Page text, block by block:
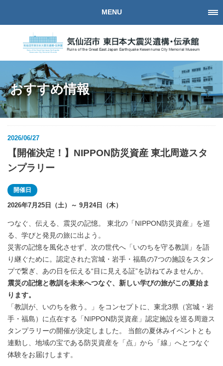
おすすめ情報
MENU
2026/06/27
【開催決定！】NIPPON防災資産 東北周遊スタ
ンプラリー
開催日
2026年7月25日（土）～ 9月24日（木）
つなぐ、伝える、震災の記憶。 東北の「NIPPON防災資産」を巡
る、学びと発見の旅に出よう。
災害の記憶を風化させず、次の世代へ「いのちを守る教訓」を語
り継ぐために。認定された宮城・岩手・福島の7つの施設をスタン
プで繋ぎ、あの日を伝える“目に見える証”を訪ねてみませんか。
震災の記憶と教訓を未来へつなぐ、新しい学びの旅がこの夏始ま
ります。
「教訓が、いのちを救う。」をコンセプトに、東北3県（宮城・岩
手・福島）に点在する「NIPPON防災資産」認定施設を巡る周遊ス
タンプラリーの開催が決定しました。 当館の夏休みイベントとも
連動し、地域の宝である防災資産を「点」から「線」へとつなぐ
体験をお届けします。